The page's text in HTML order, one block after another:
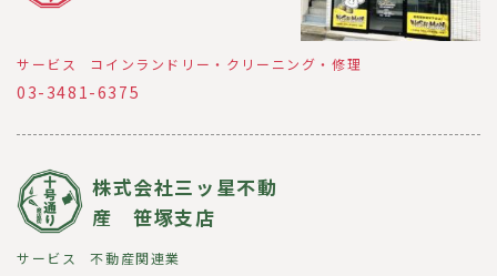
サービス コインランドリー・クリーニング・修理
03-3481-6375
株式会社三ッ星不動
産 笹塚支店
サービス 不動産関連業